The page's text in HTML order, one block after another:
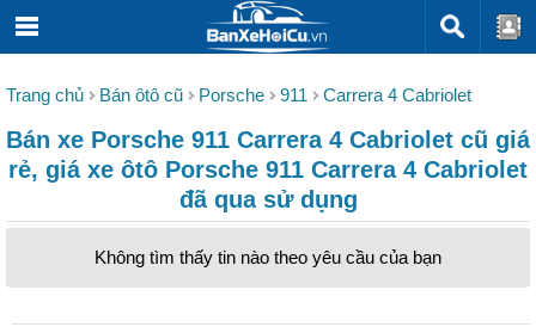
Trang chủ Bán ôtô cũ Porsche 911 Carrera 4 Cabriolet
Bán xe Porsche 911 Carrera 4 Cabriolet cũ giá
rẻ, giá xe ôtô Porsche 911 Carrera 4 Cabriolet
đã qua sử dụng
Không tìm thấy tin nào theo yêu cầu của bạn